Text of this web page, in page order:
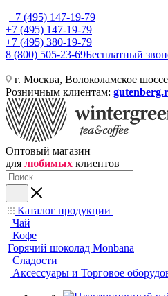
+7 (495) 147-19-79
+7 (495) 147-19-79
+7 (495) 380-19-79
8 (800) 505-23-69Бесплатный
г. Москва, Волоколамское
Розничным клиентам:
Оптовый магазин
для любимых клиентов
Каталог продукции
Чай
Кофе
Горячий шоколад Monbana
Сладости
Аксессуары и Торговое